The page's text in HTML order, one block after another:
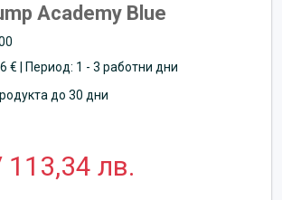
Academy Blue
€ | Период: 1 - 3 работни дни
до 30 дни
113,34 лв.